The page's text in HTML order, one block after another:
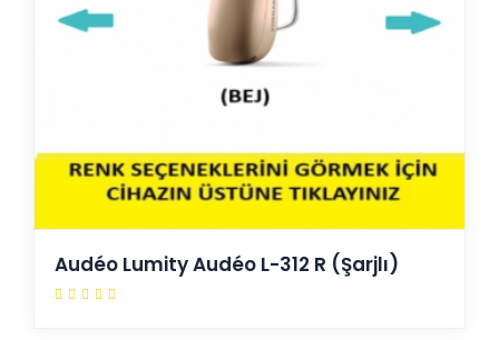
Audéo Lumity Audéo L-312 R (Şarjlı)